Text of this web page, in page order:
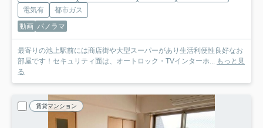
電気有
都市ガス
動画 パノラマ
最寄りの池上駅前には商店街や大型スーパーがあり生活利便性良好なお
部屋です！セキュリティ面は、オートロック・TVインターホ... もっと見
る
賃貸マンション